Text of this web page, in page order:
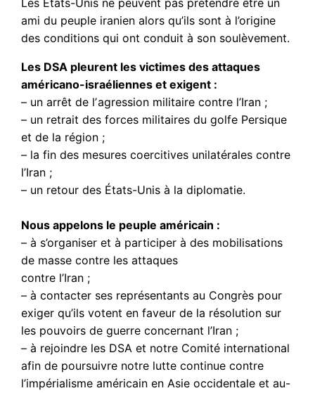
Les États-Unis ne peuvent pas prétendre être un
ami du peuple iranien alors qu’ils sont à l’origine
des conditions qui ont conduit à son soulèvement.
Les DSA pleurent les victimes des attaques
américano-israéliennes et exigent :
– un arrêt de lʼagression militaire contre l’Iran ;
– un retrait des forces militaires du golfe Persique
et de la région ;
– la fin des mesures coercitives unilatérales contre
l’Iran ;
– un retour des États-Unis à la diplomatie.
Nous appelons le peuple américain :
– à s’organiser et à participer à des mobilisations
de masse contre les attaques
contre l’Iran ;
– à contacter ses représentants au Congrès pour
exiger qu’ils votent en faveur de la résolution sur
les pouvoirs de guerre concernant l’Iran ;
– à rejoindre les DSA et notre Comité international
afin de poursuivre notre lutte continue contre
l’impérialisme américain en Asie occidentale et au-